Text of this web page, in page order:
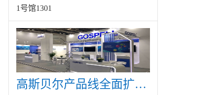
1号馆1301
高斯贝尔产品线全面扩展，众多新产品亮相CommunicAsia 2019